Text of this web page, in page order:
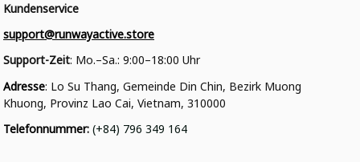
Kundenservice
support@runwayactive.store
Support-Zeit: Mo.–Sa.: 9:00–18:00 Uhr
Adresse: Lo Su Thang, Gemeinde Din Chin, Bezirk Muong
Khuong, Provinz Lao Cai, Vietnam, 310000
Telefonnummer: (+84) 796 349 164